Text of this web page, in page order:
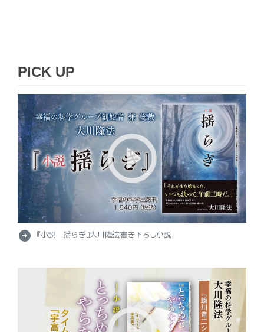
PICK UP
arrow_circle_right 『小説 揺らぎ』大川隆法書き下ろし小説